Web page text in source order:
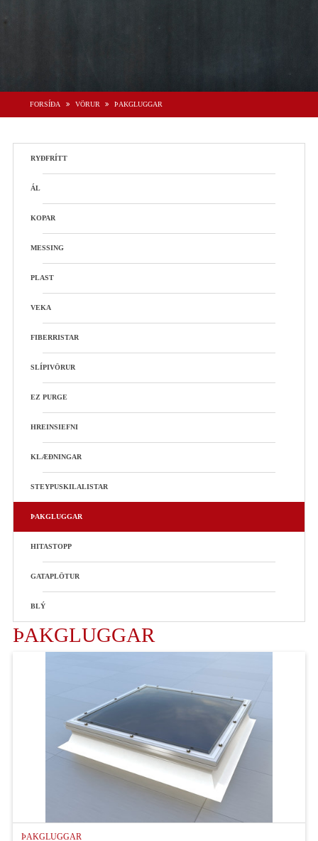
FORSÍÐA
VIÐSKIPTASKILMÁLAR
Q-RAILING HANDRIÐAKERFI
VÖRUR
SKILMÁLAR
STYRKTARBEIÐNI
FORSÍÐA VÖRUR ÞAKGLUGGAR
RYÐFRÍTT
ÁL
KOPAR
MESSING
PLAST
VEKA
FIBERRISTAR
SLÍPIVÖRUR
EZ PURGE
HREINSIEFNI
KLÆÐNINGAR
STEYPUSKILALISTAR
ÞAKGLUGGAR
HITASTOPP
GATAPLÖTUR
BLÝ
ÞAKGLUGGAR
ÞAKGLUGGAR